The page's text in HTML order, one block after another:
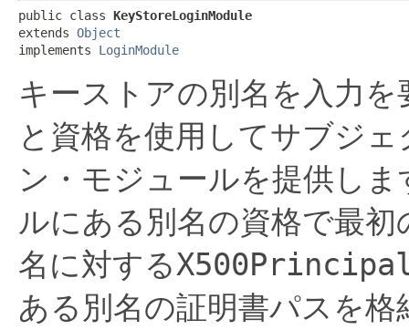
public class KeyStoreLoginModule
extends Object
implements LoginModule
キーストアの別名を入力
と資格を使用してサブジ
ン・モジュールを提供しま
ルにある別名の資格で最
名に対する
ある別名の証明書パスを